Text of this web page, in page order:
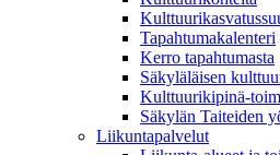
Tapahtumakalenteri
Kerro tapahtumasta
Säkyläläisen
Kulttuurikipinä-
Säkylän Taiteiden
Liikuntapalvelut